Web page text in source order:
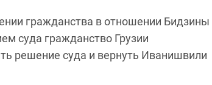
гражданства в отношении Бидзины
суда гражданство Грузии
решение суда и вернуть Иванишвили